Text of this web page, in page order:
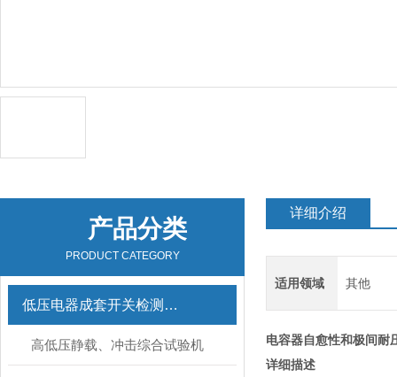
产品分类
PRODUCT CATEGORY
低压电器成套开关检测设备
高低压静载、冲击综合试验机
详细介绍
适用领域 其他
电容器自愈性和极间耐
详细描述